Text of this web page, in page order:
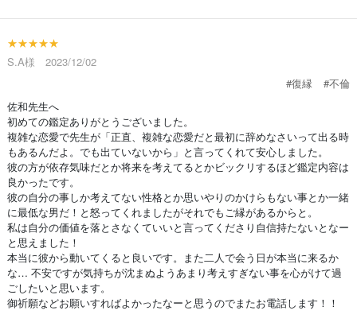
★★★★★
S.A様 2023/12/02
#復縁
#不倫
佐和先生へ
初めての鑑定ありがとうございました。
複雑な恋愛で先生が「正直、複雑な恋愛だと最初に辞めなさいって出る時
もあるんだよ。でも出ていないから」と言ってくれて安心しました。
彼の方が依存気味だとか将来を考えてるとかビックリするほど鑑定内容は
良かったです。
彼の自分の事しか考えてない性格とか思いやりのかけらもない事とか一緒
に最低な男だ！と怒ってくれましたがそれでもご縁があるからと。
私は自分の価値を落とさなくていいと言ってくださり自信持たないとなー
と思えました！
本当に彼から動いてくると良いです。また二人で会う日が本当に来るか
な… 不安ですが気持ちが沈まぬようあまり考えすぎない事を心がけて過
ごしたいと思います。
御祈願などお願いすればよかったなーと思うのでまたお電話します！！